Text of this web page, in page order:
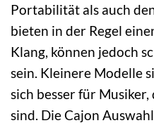
Portabilität als auch
bieten in der Regel
Klang, können jedoch
sein. Kleinere Modelle
sich besser für
sind. Die Cajon